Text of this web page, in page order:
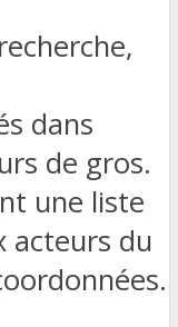
dans
de gros.
une liste
acteurs du